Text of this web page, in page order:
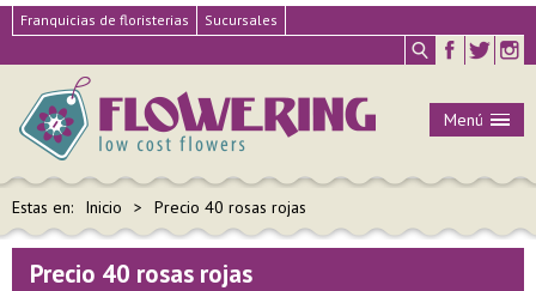
Franquicias de floristerias Sucursales
Menú
Estas en: Inicio Precio 40 rosas rojas
Precio 40 rosas rojas